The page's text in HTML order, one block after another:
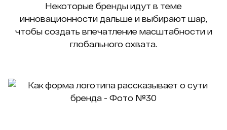
Некоторые бренды идут в теме
инновационности дальше и выбирают шар,
чтобы создать впечатление масштабности и
глобального охвата.